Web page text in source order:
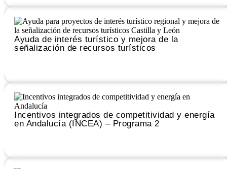
Ayuda de interés turístico y mejora de la
señalización de recursos turísticos
Incentivos integrados de competitividad y energía
en Andalucía (INCEA) – Programa 2